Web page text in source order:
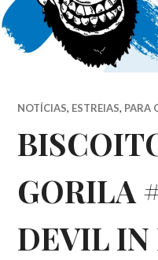
NOTÍCIAS, ESTREIAS, PARA
GORILA
DEVIL IN